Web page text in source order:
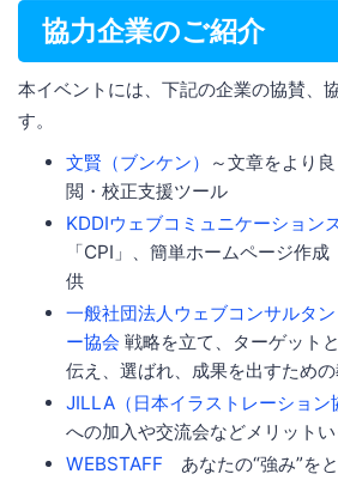
協力企業のご紹介
本イベントには、下記の企業の協賛、
す。
文賢（ブンケン）
～文章をより
閲・校正支援ツール
KDDIウェブコミュニケーション
「CPI」、簡単ホームページ作
供
一般社団法人ウェブコンサルタ
ー協会 戦略を立て、ターゲット
伝え、選ばれ、成果を出すため
JILLA（日本イラストレーション
への加入や交流会などメリット
WEBSTAFF あなたの“強み”を